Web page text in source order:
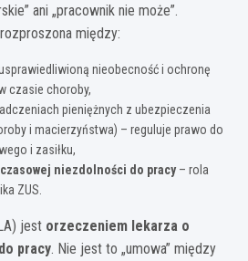
ani „pracownik nie może”.
między:
nieobecność i ochronę
czasie choroby,
pieniężnych z ubezpieczenia
i macierzyństwa) – reguluje prawo do
i zasiłku,
niezdolności do pracy– rola
ZUS.
jest orzeczeniem lekarza o
pracy. Nie jest to „umowa” między